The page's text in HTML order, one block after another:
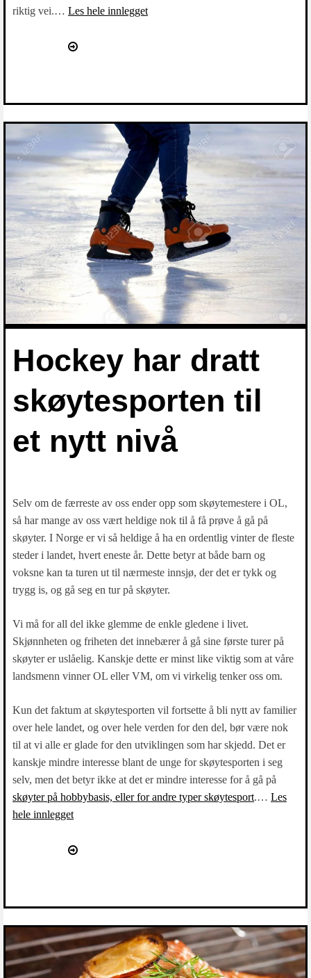
riktig vei.… Les hele innlegget
Hockey har dratt
skøytesporten til
et nytt nivå
Selv om de færreste av oss ender opp som skøytemestere i OL,
så har mange av oss vært heldige nok til å få prøve å gå på
skøyter. I Norge er vi så heldige å ha en ordentlig vinter de fleste
steder i landet, hvert eneste år. Dette betyr at både barn og
voksne kan ta turen ut til nærmeste innsjø, der det er tykk og
trygg is, og gå seg en tur på skøyter.
Vi må for all del ikke glemme de enkle gledene i livet.
Skjønnheten og friheten det innebærer å gå sine første turer på
skøyter er uslåelig. Kanskje dette er minst like viktig som at våre
landsmenn vinner OL eller VM, om vi virkelig tenker oss om.
Kun det faktum at skøytesporten vil fortsette å bli nytt av familier
over hele landet, og over hele verden for den del, bør være nok
til at vi alle er glade for den utviklingen som har skjedd. Det er
kanskje mindre interesse blant de unge for skøytesporten i seg
selv, men det betyr ikke at det er mindre interesse for å gå på
skøyter på hobbybasis, eller for andre typer skøytesport.… Les
hele innlegget